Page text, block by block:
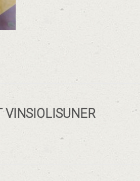
VINSIOLISUNER